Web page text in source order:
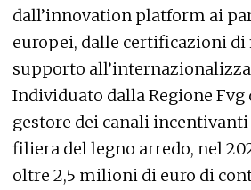
dall’innovation platform ai
europei, dalle certificazioni di
supporto
Individuato dalla Regione Fvg
gestore dei canali
filiera del legno arredo, nel
oltre 2,5 milioni di euro di